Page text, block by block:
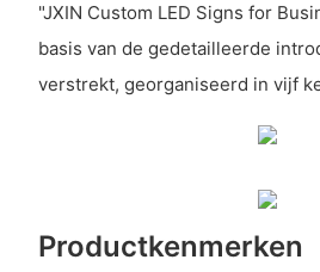
"JXIN Custom LED Signs for
basis van de gedetailleerde
verstrekt, georganiseerd in vijf
Productkenmerken